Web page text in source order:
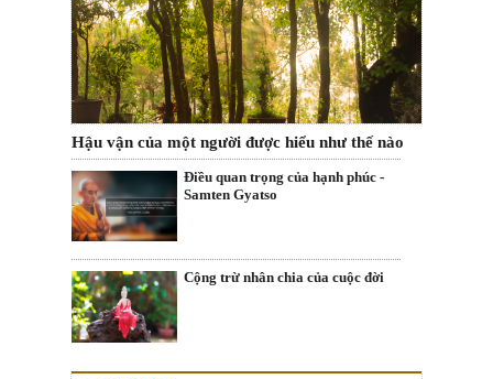
Hậu vận của một người được hiểu như thế nào
Điều quan trọng của hạnh phúc -
Samten Gyatso
Cộng trừ nhân chia của cuộc đời